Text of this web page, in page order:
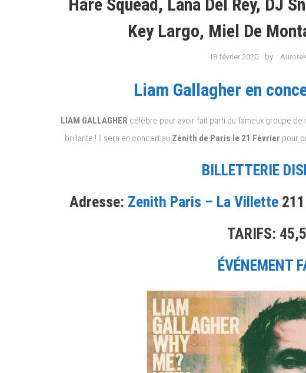
Hare Squead, Lana Del Rey, DJ
Key Largo, Miel De
18 février 2020 by
Liam Gallagher en
LIAM GALLAGHER célèbre pour avoir fait parti du fameux groupe de
brillante ! Il sera en concert au Zénith de Paris le 21 Février pour
BILLETTERIE
Adresse: Zenith Paris – La Villette211
TARIFS:
ÉVÉNEMENT